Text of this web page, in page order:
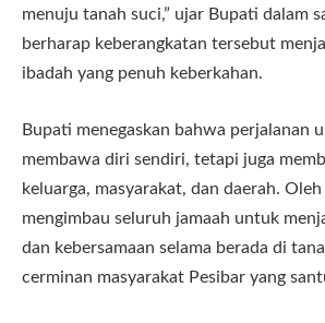
menuju tanah suci,” ujar Bupati dalam
berharap keberangkatan tersebut
ibadah yang penuh keberkahan.
Bupati menegaskan bahwa perjalanan
membawa diri sendiri, tetapi juga
keluarga, masyarakat, dan daerah.
mengimbau seluruh jamaah untuk
dan kebersamaan selama berada di
cerminan masyarakat Pesibar yang